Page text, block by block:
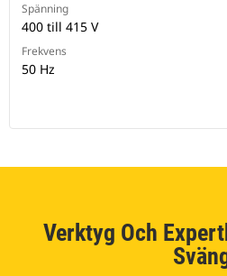
Spänning
400 till 415 V
Frekvens
50 Hz
Verktyg Och